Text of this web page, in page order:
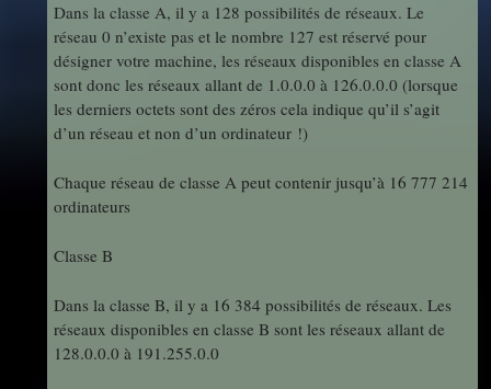
Dans la classe A, il y a 128 possibilités de réseaux. Le
réseau 0 n’existe pas et le nombre 127 est réservé pour
désigner votre machine, les réseaux disponibles en classe A
sont donc les réseaux allant de 1.0.0.0 à 126.0.0.0 (lorsque
les derniers octets sont des zéros cela indique qu’il s’agit
d’un réseau et non d’un ordinateur !)
Chaque réseau de classe A peut contenir jusqu’à 16 777 214
ordinateurs
Classe B
Dans la classe B, il y a 16 384 possibilités de réseaux. Les
réseaux disponibles en classe B sont les réseaux allant de
128.0.0.0 à 191.255.0.0